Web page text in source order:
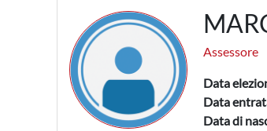
Assessore
Data
Data
Data di